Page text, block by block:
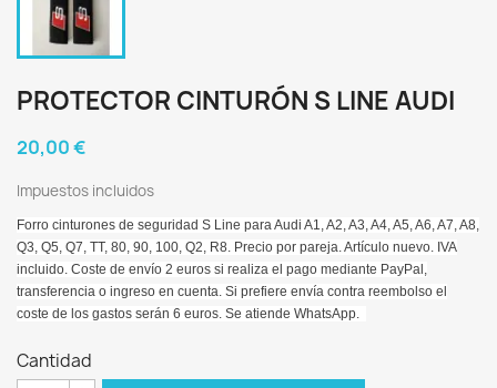
PROTECTOR CINTURÓN S LINE AUDI
20,00 €
Impuestos incluidos
Forro cinturones de seguridad S Line para Audi A1, A2, A3, A4, A5, A6, A7, A8,
Q3, Q5, Q7, TT, 80, 90, 100, Q2, R8. Precio por pareja. Artículo nuevo. IVA
incluido. Coste de envío 2 euros si realiza el pago mediante PayPal,
transferencia o ingreso en cuenta. Si prefiere envía contra reembolso el
coste de los gastos serán 6 euros. Se atiende WhatsApp.
Cantidad